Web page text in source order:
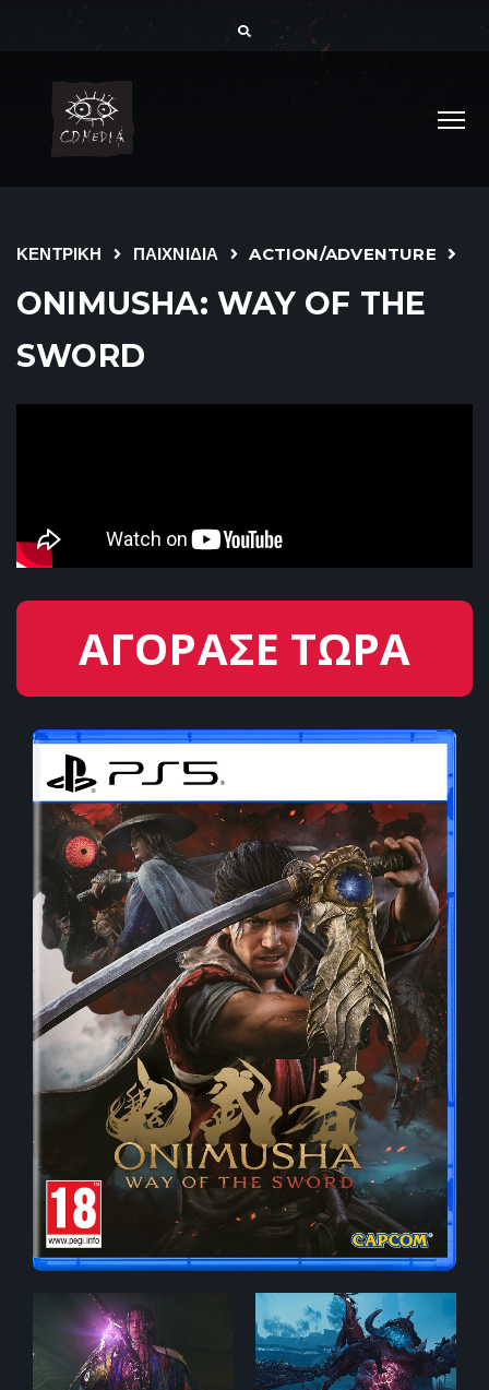
ΚΕΝΤΡΙΚΗ ΠΑΙΧΝΙΔΙΑ ACTION/ADVENTURE
ONIMUSHA: WAY OF THE
SWORD
ΑΓΟΡΑΣΕ ΤΩΡΑ